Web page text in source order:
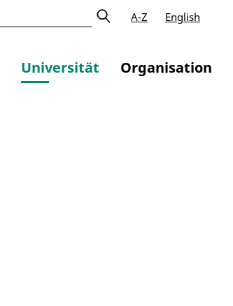
A-Z English
Universität Organisation